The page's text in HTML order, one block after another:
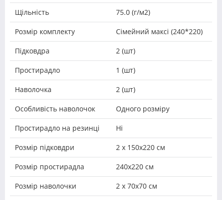
Щільність 75.0 (г/м2)
Розмір комплекту Сімейний максі (240*220)
Підковдра 2 (шт)
Простирадло 1 (шт)
Наволочка 2 (шт)
Особливість наволочок Одного розміру
Простирадло на резинці Ні
Розмір підковдри 2 х 150х220 см
Розмір простирадла 240х220 см
Розмір наволочки 2 х 70х70 см